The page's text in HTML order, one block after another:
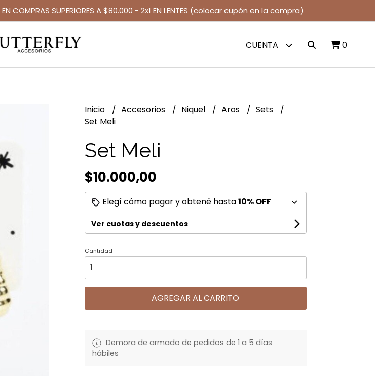
EN COMPRAS SUPERIORES A $80.000 - 2x1 EN LENTES (colocar cupón en la compra)
CUENTA 0
Inicio Accesorios Niquel Aros
Sets
Set Meli
Set Meli
$10.000,00
Elegí cómo pagar y obtené hasta10% OFF
Ver cuotas y descuentos
Cantidad
AGREGAR AL CARRITO
Demora de armado de pedidos de 1 a 5 días
hábiles